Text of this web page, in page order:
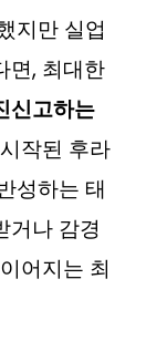
지만 실업
면, 최대한
신고하는
작된 후라
성하는 태
거나 감경
어지는 최